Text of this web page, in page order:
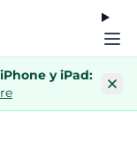
y iPad: